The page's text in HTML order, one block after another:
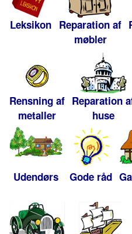
Leksikon Reparation af
møbler
Rensning af
metaller
Reparation
huse
Udendørs Gode råd